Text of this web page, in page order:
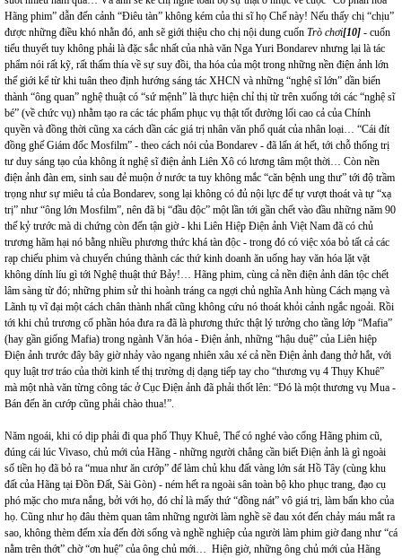
Hãng phim” dẫn đến cảnh “Điêu tàn” không kém của thi sĩ họ Chế này! Nếu thấy chị “chịu”
được những điều khó nhằn đó, anh sẽ giới thiệu cho chị nội dung cuốn Trò chơi[10] - cuốn
tiểu thuyết tuy không phải là đặc sắc nhất của nhà văn Nga Yuri Bondarev nhưng lại là tác
phẩm nói rất kỹ, rất thấm thía về sự suy đồi, tha hóa của một trong những nền điện ảnh lớn
thế giới kể từ khi tuân theo định hướng sáng tác XHCN và những “nghệ sĩ lớn” dần biến
thành “ông quan” nghệ thuật có “sứ mệnh” là thực hiện chỉ thị từ trên xuống tới các “nghệ sĩ
bé” (về chức vụ) nhằm tạo ra các tác phẩm phục vụ thật tốt đường lối cao cả của Chính
quyền và đồng thời cũng xa cách dần các giá trị nhân văn phổ quát của nhân loại… “Cái đít
đồng ghế Giám đốc Mosfilm” - theo cách nói của Bondarev - đã lấn át hết, tới chỗ thống trị
tư duy sáng tạo của không ít nghệ sĩ điện ảnh Liên Xô có lương tâm một thời… Còn nền
điện ảnh đàn em, sinh sau đẻ muộn ở nước ta tuy không mắc “căn bệnh ung thư” tới độ trầm
trọng như sự miêu tả của Bondarev, song lại không có đủ nội lực để tự vượt thoát và tự “xạ
trị” như “ông lớn Mosfilm”, nên đã bị “đầu độc” một lần tới gần chết vào đầu những năm 90
thế kỷ trước mà di chứng còn đến tận giờ - khi Liên Hiệp Điện ảnh Việt Nam đã có chủ
trương hãm hại nó bằng nhiều phương thức khá tàn độc - trong đó có việc xóa bỏ tất cả các
rạp chiếu phim và chuyển chúng thành các thứ kinh doanh ăn uống hay văn hóa lặt vặt
không dính líu gì tới Nghệ thuật thứ Bảy!… Hãng phim, cùng cả nền điện ảnh dân tộc chết
lâm sàng từ đó; những phim sử thi hoành tráng ca ngợi chủ nghĩa Anh hùng Cách mạng và
Lãnh tụ vĩ đại một cách chân thành nhất cũng không cứu nó thoát khỏi cảnh ngắc ngoải. Rồi
tới khi chủ trương cổ phần hóa đưa ra đã là phương thức thật lý tưởng cho tầng lớp “Mafia”
(hay gần giống Mafia) trong ngành Văn hóa - Điện ảnh, những “hậu duệ” của Liên hiệp
Điện ảnh trước đây bây giờ nhảy vào ngang nhiên xâu xé cả nền Điện ảnh đang thở hắt, với
quy luật trơ tráo của thời kinh tế thị trường dị dạng tiếp tay cho “thương vụ 4 Thụy Khuê”
mà một nhà văn từng công tác ở Cục Điện ảnh đã phải thốt lên: “Đó là một thương vụ Mua -
Bán đến ăn cướp cũng phải chào thua!”.
Năm ngoái, khi có dịp phải đi qua phố Thụy Khuê, Thế có nghé vào cổng Hãng phim cũ,
đúng cái lúc Vivaso, chủ mới của Hãng - những người chẳng cần biết Điện ảnh là gì ngoài
số tiền họ đã bỏ ra “mua như ăn cướp” để làm chủ khu đất vàng lớn sát Hồ Tây (cùng khu
đất của Hãng tại Đồn Đất, Sài Gòn) - ném hết ra ngoài sân toàn bộ kho phục trang, đạo cụ
phó mặc cho mưa nắng, bởi với họ, đó chỉ là mấy thứ “đồng nát” vô giá trị, làm bẩn kho của
họ. Cũng như họ đâu thèm quan tâm những người làm nghề sẽ đau xót đến chảy máu mắt ra
sao, không thèm đếm xỉa đến đời sống và nghề nghiệp của người làm phim giờ đang như “cá
nằm trên thớt” chờ “ơn huệ” của ông chủ mới… Hiện giờ, những ông chủ mới của Hãng